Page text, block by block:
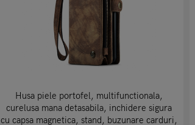
Husa piele portofel, multifunctionala,
curelusa mana detasabila, inchidere sigura
cu capsa magnetica, stand, buzunare carduri,